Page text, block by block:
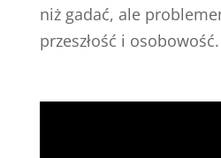
niż gadać, ale
przeszłość i osobowość.